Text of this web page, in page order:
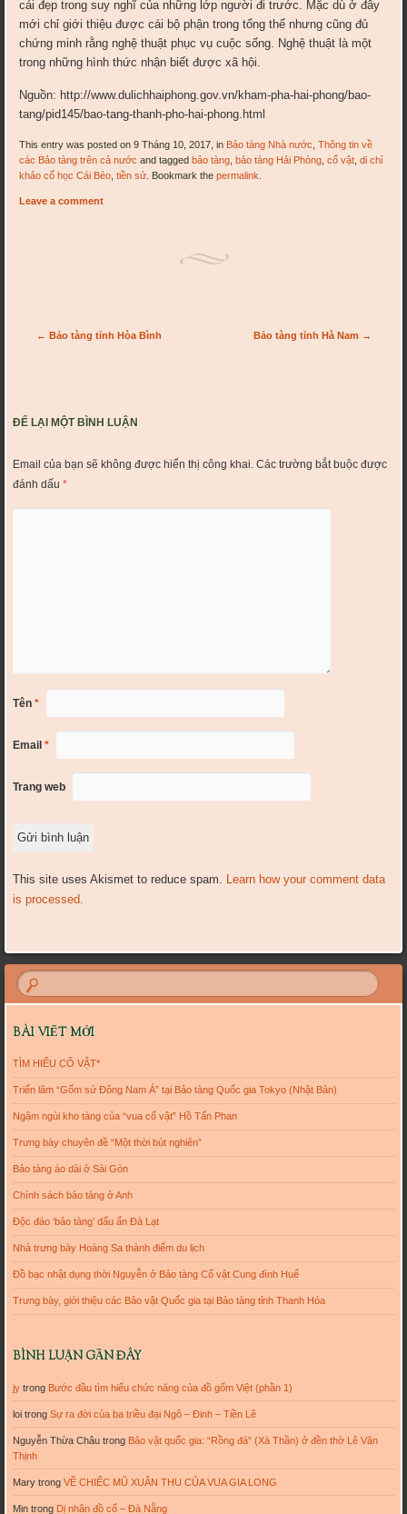
cái đẹp trong suy nghĩ của những lớp người đi trước. Mặc dù ở đây
mới chỉ giới thiệu được cái bộ phận trong tổng thể nhưng cũng đủ
chứng minh rằng nghệ thuật phục vụ cuộc sống. Nghệ thuật là một
trong những hình thức nhận biết được xã hội.
Nguồn: http://www.dulichhaiphong.gov.vn/kham-pha-hai-phong/bao-
tang/pid145/bao-tang-thanh-pho-hai-phong.html
This entry was posted on 9 Tháng 10, 2017, in Bảo tàng Nhà nước ,Thông tin về
các Bảo tàng trên cả nước and tagged bảo tàng bảo tàng Hải Phòng ,cổ vật ,di chỉ
khảo cổ học Cái Bèo ,tiền sử . Bookmark thepermalink
Leave a comment
Post navigation
← Bảo tàng tỉnh Hòa Bình Bảo tàng tỉnh Hà Nam →
ĐỂ LẠI MỘT BÌNH LUẬN
Email của bạn sẽ không được hiển thị công khai. Các trường bắt buộc được
đánh dấu *
Tên *
Email *
Trang web
This site uses Akismet to reduce spam. Learn how your comment data
is processed.
BÀI VIẾT MỚI
TÌM HIỂU CỔ VẬT*
Triển lãm “Gốm sứ Đông Nam Á” tại Bảo tàng Quốc gia Tokyo (Nhật Bản)
Ngậm ngùi kho tàng của “vua cổ vật” Hồ Tấn Phan
Trưng bày chuyên đề “Một thời bút nghiên”
Bảo tàng áo dài ở Sài Gòn
Chính sách bảo tàng ở Anh
Độc đáo ‘bảo tàng’ dấu ấn Đà Lạt
Nhà trưng bày Hoàng Sa thành điểm du lịch
Đồ bạc nhật dụng thời Nguyễn ở Bảo tàng Cổ vật Cung đình Huế
Trưng bày, giới thiệu các Bảo vật Quốc gia tại Bảo tàng tỉnh Thanh Hóa
BÌNH LUẬN GẦN ĐÂY
jytrong Bước đầu tìm hiểu chức năng của đồ gốm Việt (phần 1)
loitrong Sự ra đời của ba triều đại Ngô – Đinh – Tiền Lê
Nguyễn Thừa Châutrong Bảo vật quốc gia: “Rồng đá” (Xà Thần) ở đền thờ Lê Văn
Thịnh
Marytrong VỀ CHIẾC MŨ XUÂN THU CỦA VUA GIA LONG
Mintrong Dị nhân đồ cổ – Đà Nẵng